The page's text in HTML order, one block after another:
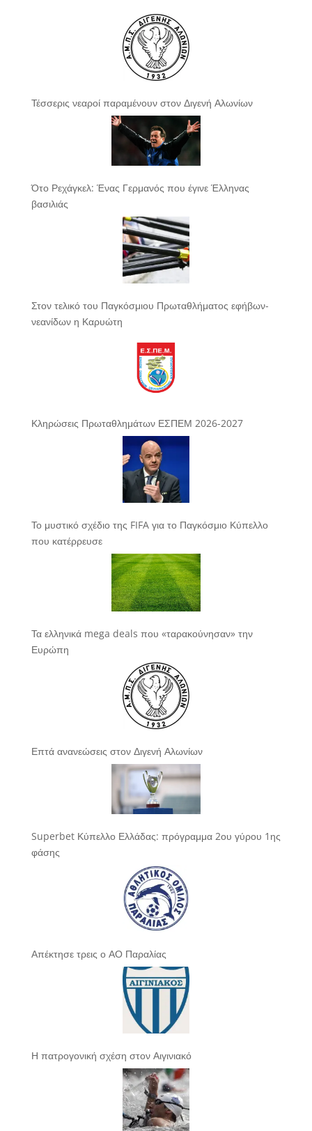
Τέσσερις νεαροί παραμένουν στον Διγενή Αλωνίων
Ότο Ρεχάγκελ: Ένας Γερμανός που έγινε Έλληνας
βασιλιάς
Στον τελικό του Παγκόσμιου Πρωταθλήματος εφήβων-
νεανίδων η Καρυώτη
Κληρώσεις Πρωταθλημάτων ΕΣΠΕΜ 2026-2027
Το μυστικό σχέδιο της FIFA για το Παγκόσμιο Κύπελλο
που κατέρρευσε
Τα ελληνικά mega deals που «ταρακούνησαν» την
Ευρώπη
Επτά ανανεώσεις στον Διγενή Αλωνίων
Superbet Κύπελλο Ελλάδας: πρόγραμμα 2ου γύρου 1ης
φάσης
Απέκτησε τρεις ο ΑΟ Παραλίας
Η πατρογονική σχέση στον Αιγινιακό